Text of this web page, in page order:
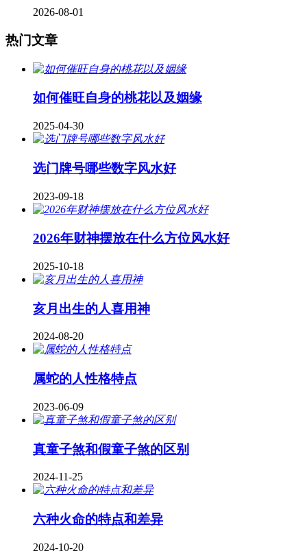
2026-08-01
热门文章
如何催旺自身的桃花以及姻缘
2025-04-30
​选门牌号哪些数字风水好
2023-09-18
2026年财神摆放在什么方位风水好
2025-10-18
亥月出生的人喜用神
2024-08-20
属蛇的人性格特点
2023-06-09
真童子煞和假童子煞的区别
2024-11-25
六种火命的特点和差异
2024-10-20